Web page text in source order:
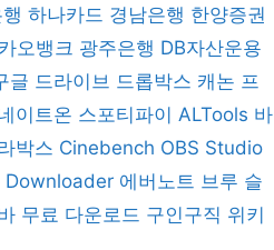
하나카드 경남은행 한양증권
오뱅크 광주은행 DB자산운용
글 드라이브 드롭박스 캐논 프
이트온 스포티파이 ALTools 바
박스 Cinebench OBS Studio
Downloader 에버노트 브루 슬
무료 다운로드 구인구직 위키